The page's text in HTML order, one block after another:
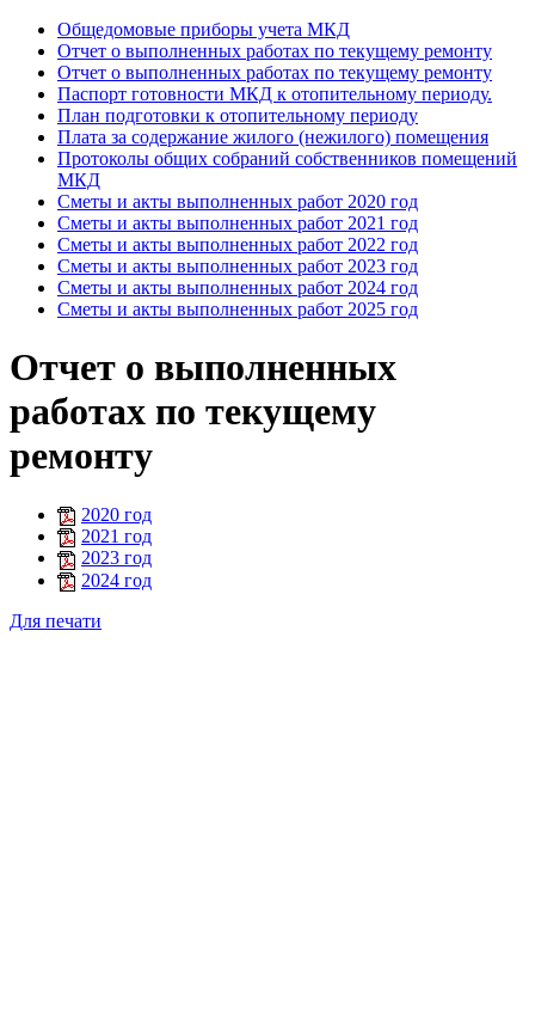
Общедомовые приборы учета МКД
Отчет о выполненных работах по текущему ремонту
Отчет о выполненных работах по текущему ремонту
Паспорт готовности МКД к отопительному периоду.
План подготовки к отопительному периоду
Плата за содержание жилого (нежилого) помещения
Протоколы общих собраний собственников помещений
МКД
Сметы и акты выполненных работ 2020 год
Сметы и акты выполненных работ 2021 год
Сметы и акты выполненных работ 2022 год
Сметы и акты выполненных работ 2023 год
Сметы и акты выполненных работ 2024 год
Сметы и акты выполненных работ 2025 год
Отчет о выполненных
работах по текущему
ремонту
2020 год
2021 год
2023 год
2024 год
Для печати